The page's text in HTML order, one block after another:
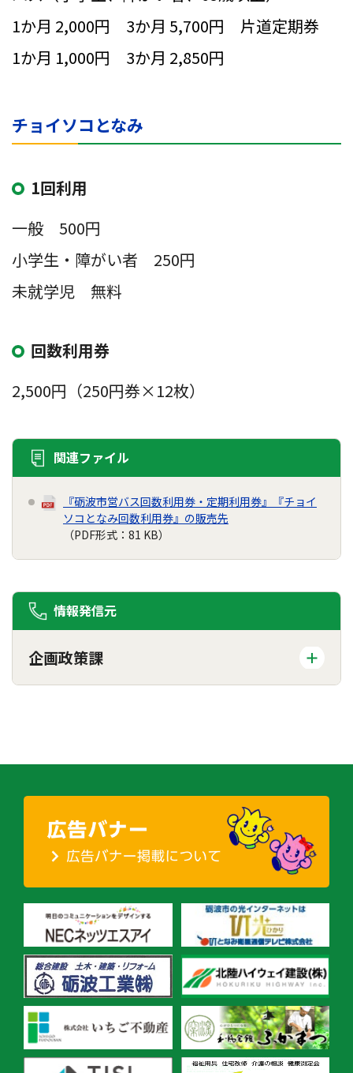
1か月 2,000円 3か月 5,700円 片道定期券
1か月 1,000円 3か月 2,850円
チョイソコとなみ
1回利用
一般 500円
小学生・障がい者 250円
未就学児 無料
回数利用券
2,500円（250円券×12枚）
関連ファイル
『砺波市営バス回数利用券・定期利用券』『チョイ
ソコとなみ回数利用券』の販売先
（PDF形式：81 KB）
情報発信元
企画政策課